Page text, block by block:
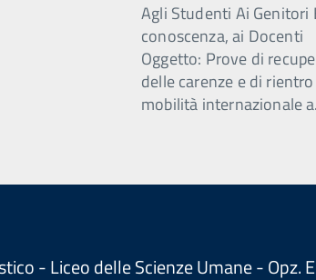
Agli Studenti Ai Genitori
conoscenza, ai Docenti
Oggetto: Prove di
delle carenze e di
mobilità internazionale a.
- Liceo delle Scienze Umane - Opz.